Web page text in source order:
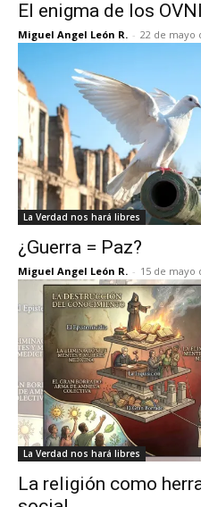
El enigma de los
Miguel Angel León R. - 22 de mayo
La Verdad nos hará libres
¿Guerra = Paz?
Miguel Angel León R. - 15 de mayo
La Verdad nos hará libres
La religión como